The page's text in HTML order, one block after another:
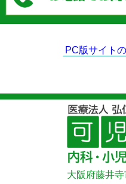
PC版サイト
大阪府藤井